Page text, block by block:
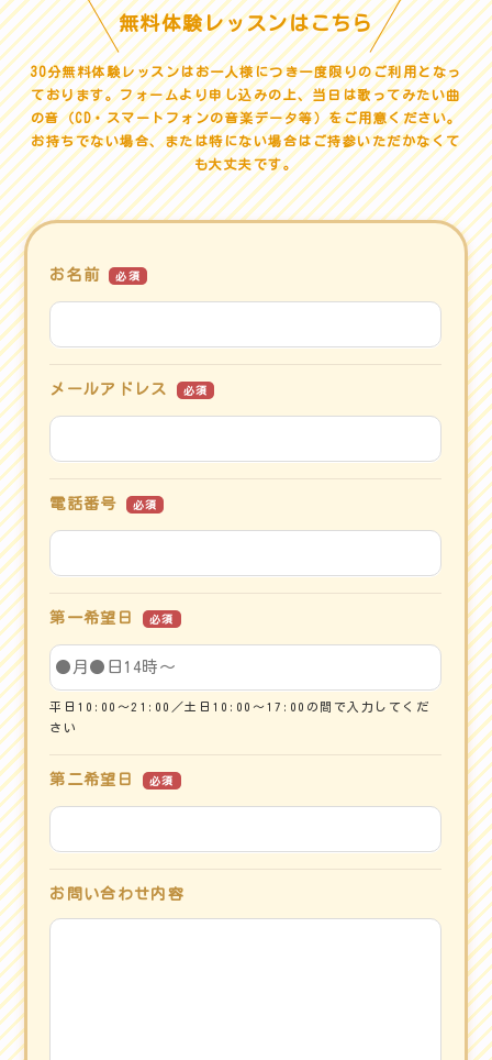
無料体験レッスンはこちら
30分無料体験レッスンはお一人様につき一度限りのご利用となっ
ております。フォームより申し込みの上、当日は歌ってみたい曲
の音（CD・スマートフォンの音楽データ等）をご用意ください。
お持ちでない場合、または特にない場合はご持参いただかなくて
も大丈夫です。
お名前 必須
メールアドレス 必須
電話番号 必須
第一希望日 必須
平日10:00～21:00／土日10:00～17:00の間で入力してくだ
さい
第二希望日 必須
お問い合わせ内容